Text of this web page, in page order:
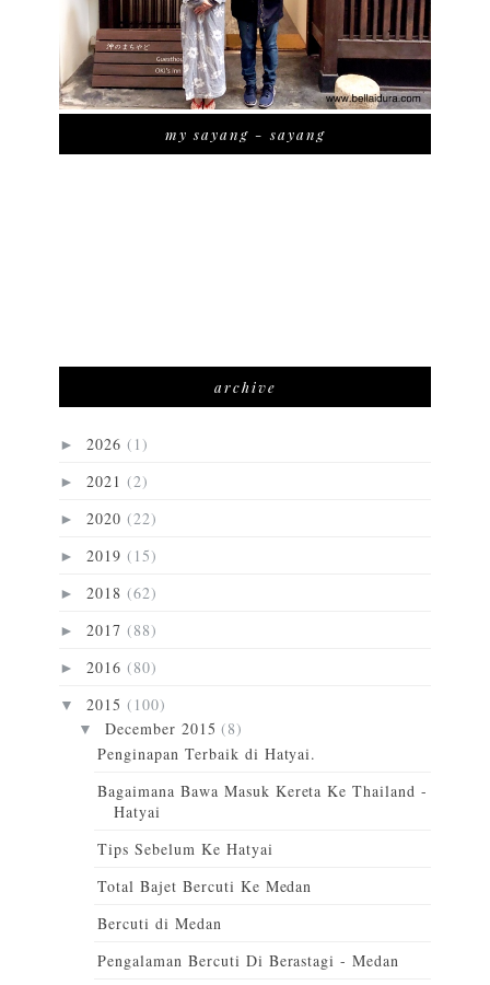
my sayang - sayang
archive
► 2026 (1)
► 2021 (2)
► 2020 (22)
► 2019 (15)
► 2018 (62)
► 2017 (88)
► 2016 (80)
▼ 2015 (100)
▼ December 2015(8)
Penginapan Terbaik di Hatyai.
Bagaimana Bawa Masuk Kereta Ke Thailand -
Hatyai
Tips Sebelum Ke Hatyai
Total Bajet Bercuti Ke Medan
Bercuti di Medan
Pengalaman Bercuti Di Berastagi - Medan